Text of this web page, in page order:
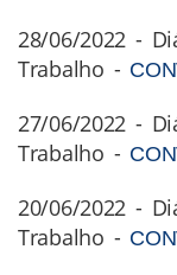
28/06/2022 -
Trabalho -
27/06/2022 -
Trabalho -
20/06/2022 -
Trabalho -